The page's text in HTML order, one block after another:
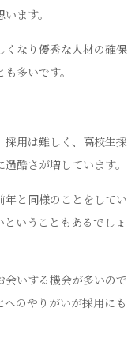
ます。
くなり優秀な人材の確保
多いです。
用は難しく、高校生採
酷さが増しています。
と同様のことをしてい
いうこともあるでしょ
いする機会が多いので
のやりがいが採用にも